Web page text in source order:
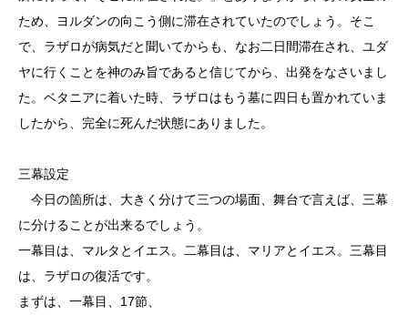
ため、ヨルダンの向こう側に滞在されていたのでしょう。そこ
で、ラザロが病気だと聞いてからも、なお二日間滞在され、ユダ
ヤに行くことを神のみ旨であると信じてから、出発をなさいまし
た。ベタニアに着いた時、ラザロはもう墓に四日も置かれていま
したから、完全に死んだ状態にありました。
三幕設定
今日の箇所は、大きく分けて三つの場面、舞台で言えば、三幕
に分けることが出来るでしょう。
一幕目は、マルタとイエス。二幕目は、マリアとイエス。三幕目
は、ラザロの復活です。
まずは、一幕目、17節、